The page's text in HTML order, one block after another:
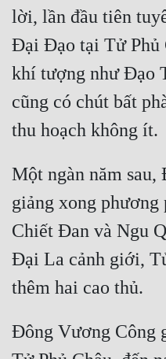
lời, lần đầu tiên
Đại Đạo tại Tử Phủ
khí tượng như Đạo
cũng có chút bất
Một ngàn năm
giảng xong
Chiết Đan và Ngu
Đại La cảnh giới,
Đông Vương Công